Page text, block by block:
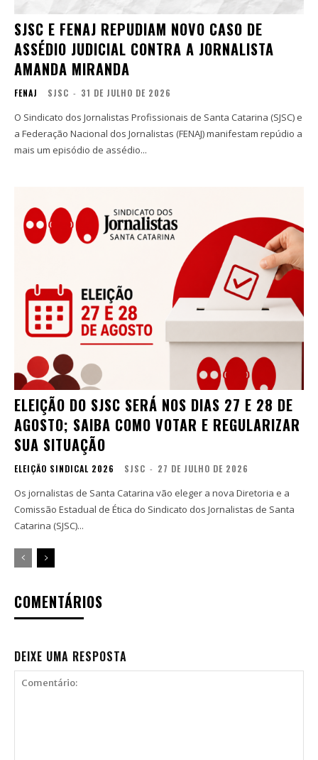
SJSC E FENAJ REPUDIAM NOVO CASO DE
ASSÉDIO JUDICIAL CONTRA A JORNALISTA
AMANDA MIRANDA
FENAJ SJSC - 31 DE JULHO DE 2026
O Sindicato dos Jornalistas Profissionais de Santa Catarina (SJSC) e
a Federação Nacional dos Jornalistas (FENAJ) manifestam repúdio a
mais um episódio de assédio...
ELEIÇÃO DO SJSC SERÁ NOS DIAS 27 E 28 DE
AGOSTO; SAIBA COMO VOTAR E REGULARIZAR
SUA SITUAÇÃO
ELEIÇÃO SINDICAL 2026 SJSC - 27 DE JULHO DE 2026
Os jornalistas de Santa Catarina vão eleger a nova Diretoria e a
Comissão Estadual de Ética do Sindicato dos Jornalistas de Santa
Catarina (SJSC)...
COMENTÁRIOS
DEIXE UMA RESPOSTA